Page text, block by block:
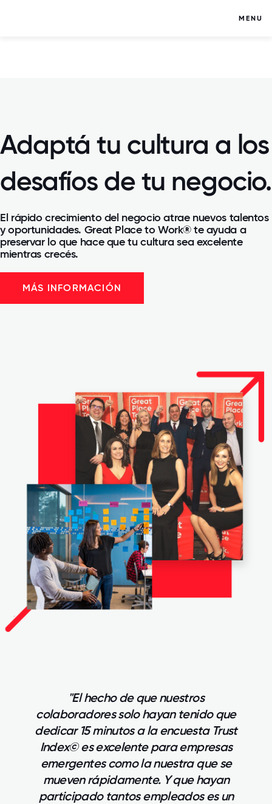
MENU
Adaptá tu cultura a los
desafíos de tu negocio.
El rápido crecimiento del negocio atrae nuevos talentos
y oportunidades. Great Place to Work® te ayuda a
preservar lo que hace que tu cultura sea excelente
mientras crecés.
MÁS INFORMACIÓN
"El hecho de que nuestros
colaboradores solo hayan tenido que
dedicar 15 minutos a la encuesta Trust
Index© es excelente para empresas
emergentes como la nuestra que se
mueven rápidamente. Y que hayan
participado tantos empleados es un